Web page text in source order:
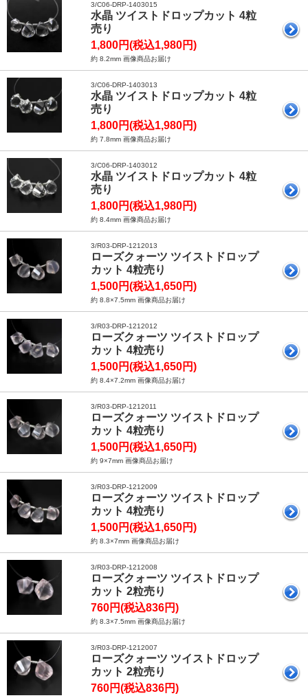
3/C06-DRP-1403015
水晶 ツイストドロップカット 4粒
売り
1,800円(税込1,980円)
約 8.2mm 画像商品お届け
3/C06-DRP-1403013
水晶 ツイストドロップカット 4粒
売り
1,800円(税込1,980円)
約 7.8mm 画像商品お届け
3/C06-DRP-1403012
水晶 ツイストドロップカット 4粒
売り
1,800円(税込1,980円)
約 8.4mm 画像商品お届け
3/R03-DRP-1212013
ローズクォーツ ツイストドロップ
カット 4粒売り
1,500円(税込1,650円)
約 8.8×7.5mm 画像商品お届け
3/R03-DRP-1212012
ローズクォーツ ツイストドロップ
カット 4粒売り
1,500円(税込1,650円)
約 8.4×7.2mm 画像商品お届け
3/R03-DRP-1212011
ローズクォーツ ツイストドロップ
カット 4粒売り
1,500円(税込1,650円)
約 9×7mm 画像商品お届け
3/R03-DRP-1212009
ローズクォーツ ツイストドロップ
カット 4粒売り
1,500円(税込1,650円)
約 8.3×7mm 画像商品お届け
3/R03-DRP-1212008
ローズクォーツ ツイストドロップ
カット 2粒売り
760円(税込836円)
約 8.3×7.5mm 画像商品お届け
3/R03-DRP-1212007
ローズクォーツ ツイストドロップ
カット 2粒売り
760円(税込836円)